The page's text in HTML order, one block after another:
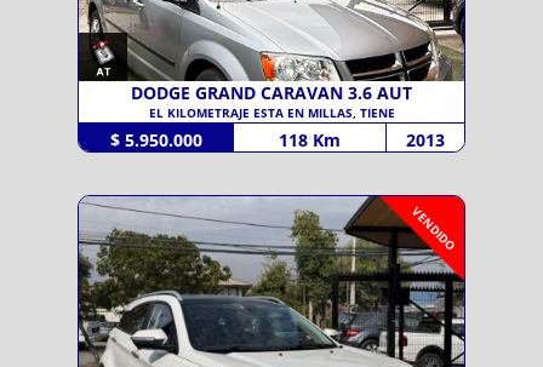
DODGE GRAND CARAVAN 3.6 AUT
EL KILOMETRAJE ESTA EN MILLAS, TIENE
$ 5.950.000 118 Km 2013
VENDIDO